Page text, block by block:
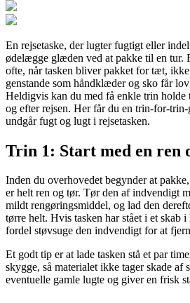
En rejsetaske, der lugter fugtigt eller
ødelægge glæden ved at pakke til en tur.
ofte, når tasken bliver pakket for tæt,
genstande som håndklæder og sko får
Heldigvis kan du med få enkle trin holde
og efter rejsen. Her får du en trin-for-
undgår fugt og lugt i rejsetasken.
Trin 1: Start med en ren
Inden du overhovedet begynder at
er helt ren og tør. Tør den af indvendigt
mildt rengøringsmiddel, og lad den
tørre helt. Hvis tasken har stået i et skab
fordel støvsuge den indvendigt for at
Et godt tip er at lade tasken stå et par
skygge, så materialet ikke tager skade af
eventuelle gamle lugte og giver en frisk